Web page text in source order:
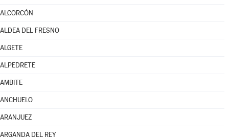
ALCORCÓN
ALDEA DEL FRESNO
ALGETE
ALPEDRETE
AMBITE
ANCHUELO
ARANJUEZ
ARGANDA DEL REY